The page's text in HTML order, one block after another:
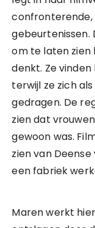
confronterende,
gebeurtenissen.
om te laten zien
denkt. Ze
terwijl ze zich
gedragen. De
zien dat
gewoon was.
zien van
een fabriek
Maren werkt